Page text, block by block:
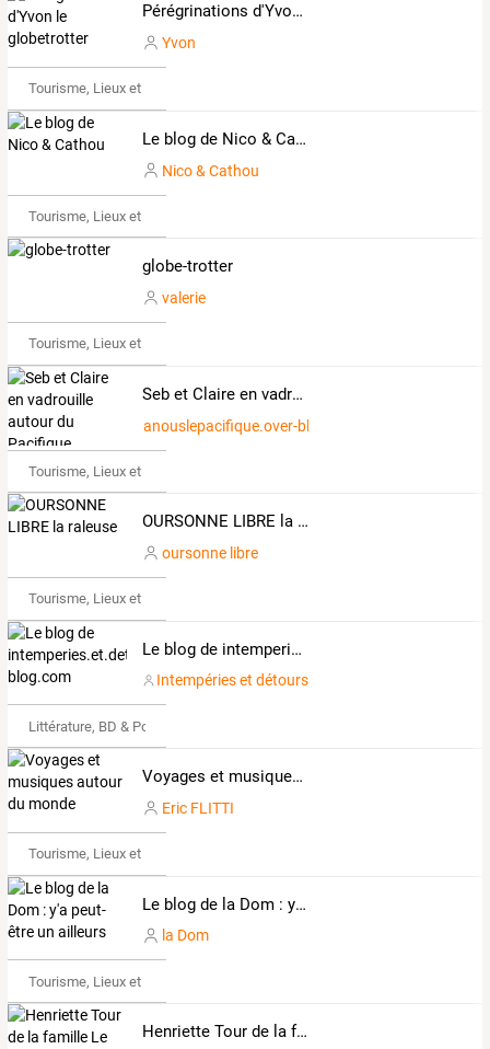
Pérégrinations d'Yvon le globetrotter
Yvon
Tourisme, Lieux et Événements
Le blog de Nico & Cathou
Nico & Cathou
Tourisme, Lieux et Événements
globe-trotter
valerie
Tourisme, Lieux et Événements
Seb et Claire en vadrouille autour du Pacifique
anouslepacifique.over-blog.com
Tourisme, Lieux et Événements
OURSONNE LIBRE la raleuse
oursonne libre
Tourisme, Lieux et Événements
Le blog de intemperies.et.detours.over-blog.com
Intempéries et détours
Littérature, BD & Poésie
Voyages et musiques autour du monde
Eric FLITTI
Tourisme, Lieux et Événements
Le blog de la Dom : y'a peut-être un ailleurs
la Dom
Tourisme, Lieux et Événements
Henriette Tour de la famille Le Tân